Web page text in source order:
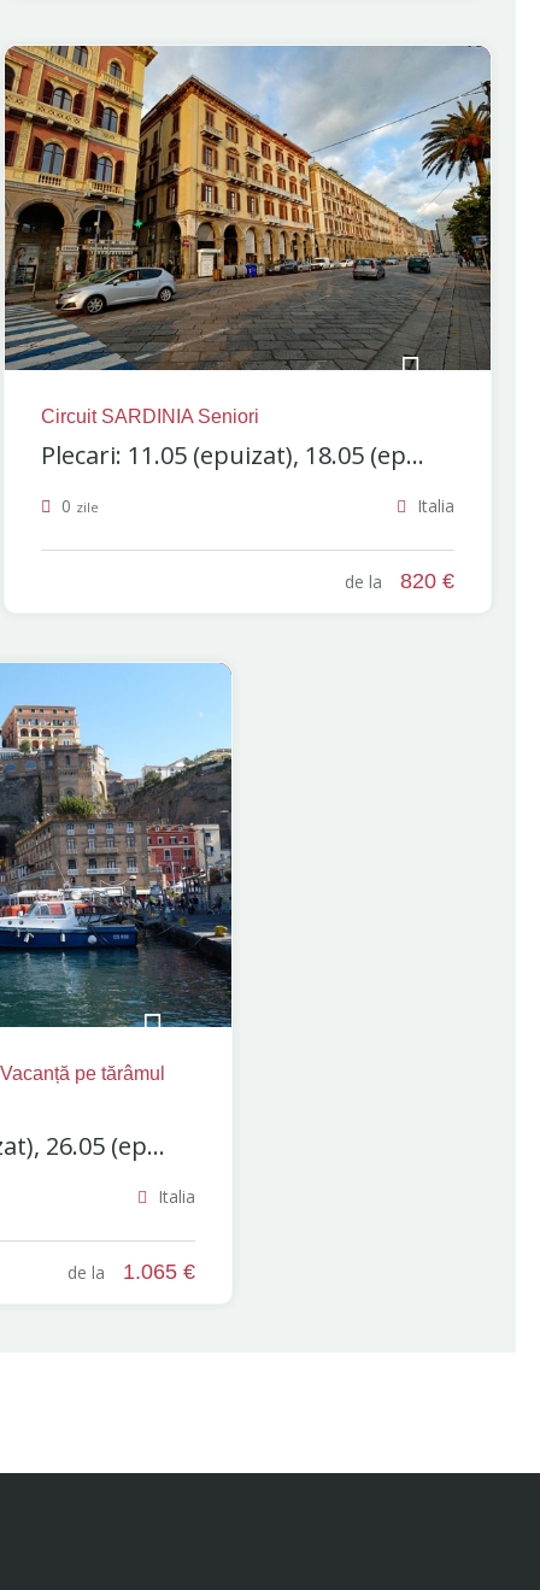
Circuit SARDINIA Seniori
Plecari: 11.05 (epuizat), 18.05 (ep...
0 zile Italia
de la 820 €
pe tărâmul
26.05 (ep...
Italia
de la 1.065 €